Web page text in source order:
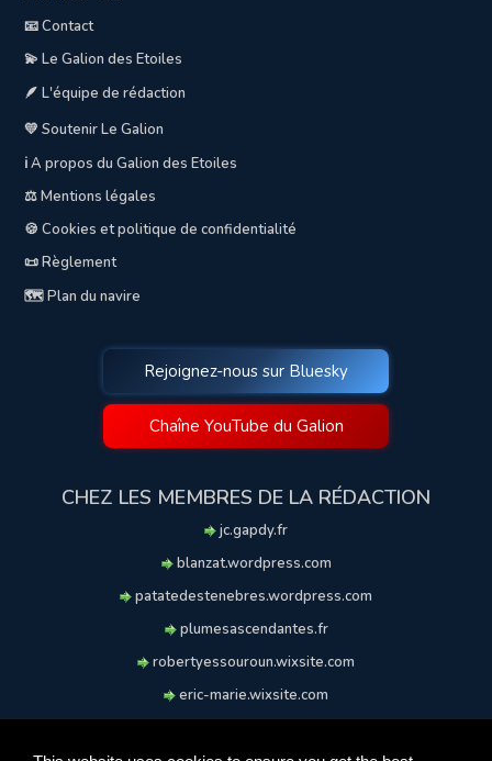
📧 Contact
💫 Le Galion des Etoiles
🪶 L'équipe de rédaction
💛 Soutenir Le Galion
ℹ️ A propos du Galion des Etoiles
⚖️ Mentions légales
🍪 Cookies et politique de confidentialité
📜 Règlement
🗺️ Plan du navire
Rejoignez-nous sur Bluesky
Chaîne YouTube du Galion
CHEZ LES MEMBRES DE LA RÉDACTION
jc.gapdy.fr
blanzat.wordpress.com
patatedestenebres.wordpress.com
plumesascendantes.fr
robertyessouroun.wixsite.com
eric-marie.wixsite.com